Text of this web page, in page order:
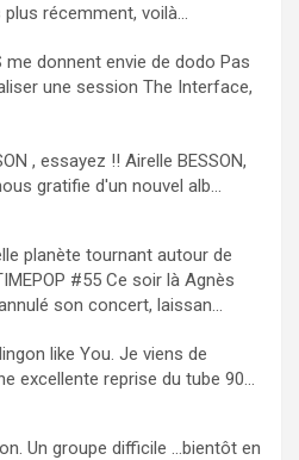
récemment, voilà...
me donnent envie de dodo Pas
une session The Interface,
, essayez !! Airelle BESSON,
gratifie d'un nouvel alb...
planète tournant autour de
#55 Ce soir là Agnès
son concert, laissan...
like You. Je viens de
excellente reprise du tube 90...
Un groupe difficile ...bientôt en